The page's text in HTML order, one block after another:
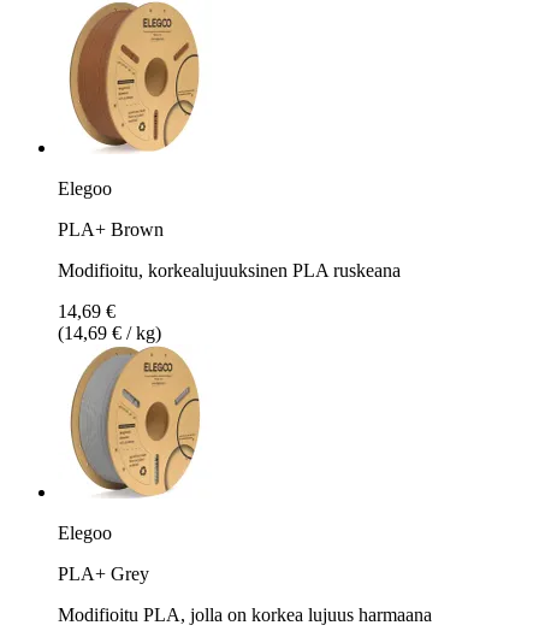
Elegoo
PLA+ Brown
Modifioitu, korkealujuuksinen PLA ruskeana
14,69 €
(14,69 € / kg)
Elegoo
PLA+ Grey
Modifioitu PLA, jolla on korkea lujuus harmaana